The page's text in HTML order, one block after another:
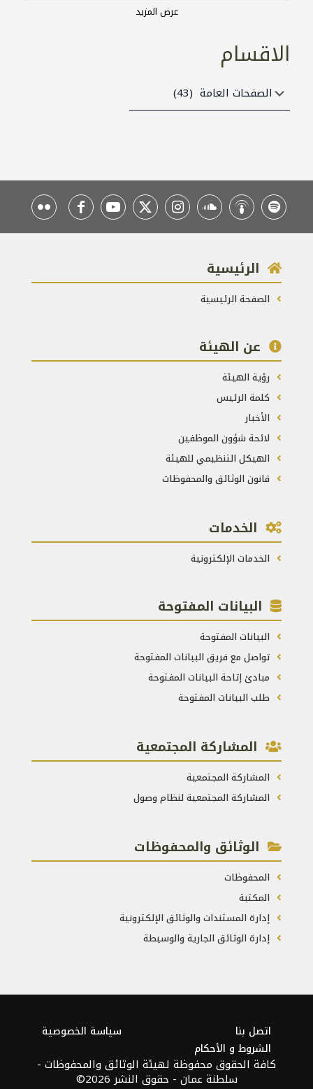
عرض المزيد
الاقسام
الرئيسية
الصفحة الرئيسية
عن الهيئة
رؤية الهيئة
كلمة الرئيس
الأخبار
لائحة شؤون الموظفين
الهيكل التنظيمي للهيئة
قانون الوثائق والمحفوظات
الخدمات
الخدمات الإلكترونية
البيانات المفتوحة
البيانات المفتوحة
تواصل مع فريق البيانات المفتوحة
مبادئ إتاحة البيانات المفتوحة
طلب البيانات المفتوحة
المشاركة المجتمعية
المشاركة المجتمعية
المشاركة المجتمعية لنظام وصول
الوثائق والمحفوظات
المحفوظات
المكتبة
إدارة المستندات والوثائق الإلكترونية
إدارة الوثائق الجارية والوسيطة
اتصل بنا
سياسة الخصوصية
الشروط و الأحكام
كافة الحقوق محفوظة لهيئة الوثائق والمحفوظات -
سلطنة عمان - حقوق النشر 2026©